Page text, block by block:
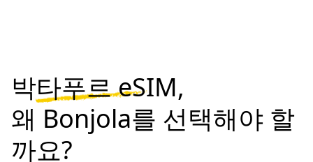
박타푸르 eSIM,
왜 Bonjola를 선택해야 할
까요?